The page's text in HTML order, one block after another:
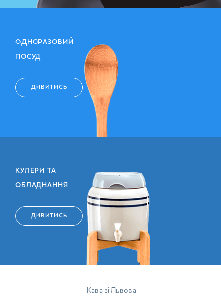
ОДНОРАЗОВИЙ
ПОСУД
ДИВИТИСЬ
КУЛЕРИ ТА
ОБЛАДНАННЯ
ДИВИТИСЬ
Кава зі Львова